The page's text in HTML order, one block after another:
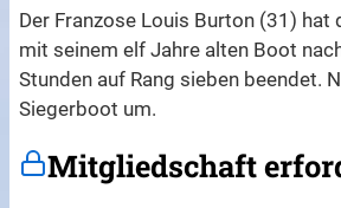
Der Franzose Louis Burton (31) hat
mit seinem elf Jahre alten Boot
Stunden auf Rang sieben beendet.
Siegerboot um.
Mitgliedschaft